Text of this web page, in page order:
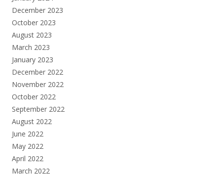
December 2023
October 2023
August 2023
March 2023
January 2023
December 2022
November 2022
October 2022
September 2022
August 2022
June 2022
May 2022
April 2022
March 2022